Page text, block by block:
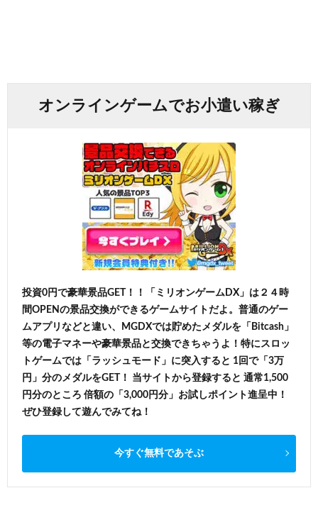
オンラインゲームでお小遣い稼ぎ
投資0円で豪華景品GET！！「ミリオンゲームDX」は２４時
間OPENの景品交換ができるゲームサイトだよ。普通のゲー
ムアプリなどと違い、MGDXでは貯めたメダルを「Bitcash」
等の電子マネーや豪華景品と交換できちゃうよ！特にスロッ
トゲームでは「ラッシュモード」に突入すると 1回で「3万
円」分のメダルをGET！ 当サイトから登録すると 通常1,500
円分のところ 倍額の「3,000円分」お試しポイント進呈中！
ぜひ登録して遊んでみてね！
今すぐ無料であそぶ